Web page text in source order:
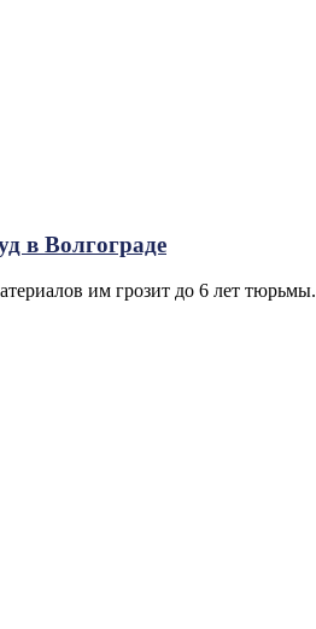
в Волгограде
им грозит до 6 лет тюрьмы.